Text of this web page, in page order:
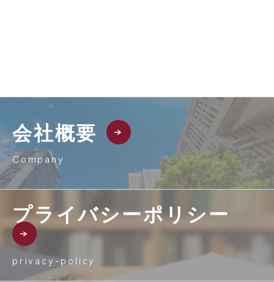
会社概要
Company
プライバシーポリシー
privacy-policy